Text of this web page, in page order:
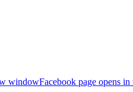
windowFacebook page opens